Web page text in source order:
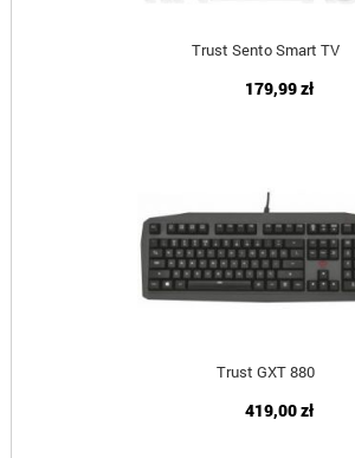
Trust Sento Smart TV
179,99 zł
Trust GXT 880
419,00 zł